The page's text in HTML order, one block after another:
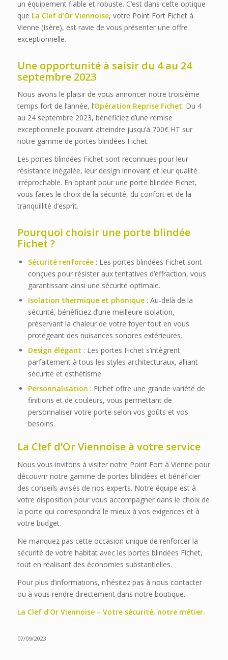
un équipement fiable et robuste. C’est dans cette optique
que La Clef d’Or Viennoise, votre Point Fort Fichet à
Vienne (Isère), est ravie de vous présenter une offre
exceptionnelle.
Une opportunité à saisir du 4 au 24
septembre 2023
Nous avons le plaisir de vous annoncer notre troisième
temps fort de l’année, l’Opération Reprise Fichet. Du 4
au 24 septembre 2023, bénéficiez d’une remise
exceptionnelle pouvant atteindre jusqu’à 700€ HT sur
notre gamme de portes blindées Fichet.
Les portes blindées Fichet sont reconnues pour leur
résistance inégalée, leur design innovant et leur qualité
irréprochable. En optant pour une porte blindée Fichet,
vous faites le choix de la sécurité, du confort et de la
tranquillité d’esprit.
Pourquoi choisir une porte blindée
Fichet ?
Sécurité renforcée: Les portes blindées Fichet sont
conçues pour résister aux tentatives d’effraction, vous
garantissant ainsi une sécurité optimale.
Isolation thermique et phonique: Au-delà de la
sécurité, bénéficiez d’une meilleure isolation,
préservant la chaleur de votre foyer tout en vous
protégeant des nuisances sonores extérieures.
Design élégant : Les portes Fichet s’intègrent
parfaitement à tous les styles architecturaux, alliant
sécurité et esthétisme.
Personnalisation : Fichet offre une grande variété de
finitions et de couleurs, vous permettant de
personnaliser votre porte selon vos goûts et vos
besoins.
La Clef d’Or Viennoise à votre service
Nous vous invitons à visiter notre Point Fort à Vienne pour
découvrir notre gamme de portes blindées et bénéficier
des conseils avisés de nos experts. Notre équipe est à
votre disposition pour vous accompagner dans le choix de
la porte qui correspondra le mieux à vos exigences et à
votre budget.
Ne manquez pas cette occasion unique de renforcer la
sécurité de votre habitat avec les portes blindées Fichet,
tout en réalisant des économies substantielles.
Pour plus d’informations, n’hésitez pas à nous contacter
ou à vous rendre directement dans notre boutique.
La Clef d’Or Viennoise – Votre sécurité, notre métier.
07/09/2023